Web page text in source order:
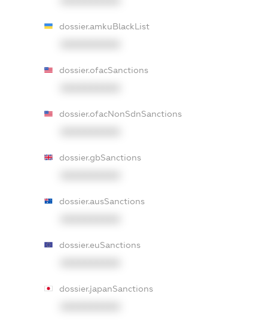
dossier.amkuBlackList
dossier.ofacSanctions
dossier.ofacNonSdnSanctions
dossier.gbSanctions
dossier.ausSanctions
dossier.euSanctions
dossier.japanSanctions